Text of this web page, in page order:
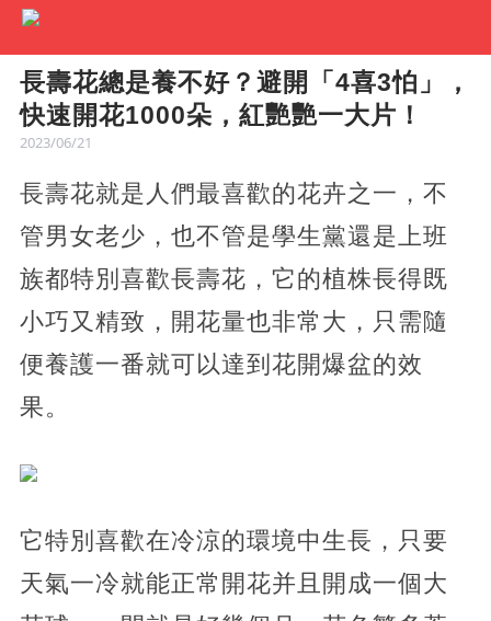
長壽花總是養不好？避開「4喜3怕」，
快速開花1000朵，紅艷艷一大片！
2023/06/21
長壽花就是人們最喜歡的花卉之一，不
管男女老少，也不管是學生黨還是上班
族都特別喜歡長壽花，它的植株長得既
小巧又精致，開花量也非常大，只需隨
便養護一番就可以達到花開爆盆的效
果。
它特別喜歡在冷涼的環境中生長，只要
天氣一冷就能正常開花并且開成一個大